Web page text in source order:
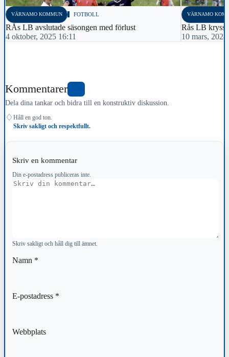
VÄRNAMO KOMMUN FOTBOLL
RÅs LB avslutade säsongen med förlust
4 oktober, 2025 16:11
VÄRNAMO
Rås LB
10 mars,
Kommentarer
Dela dina tankar och bidra till en konstruktiv diskussion.
♢ Håll en god ton.
Skriv sakligt och respektfullt.
Skriv en kommentar
Din e-postadress publiceras inte.
Kommentar
Skriv sakligt och håll dig till ämnet.
Namn *
E-postadress *
Webbplats